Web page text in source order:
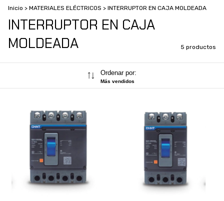
Inicio > MATERIALES ELÉCTRICOS > INTERRUPTOR EN CAJA MOLDEADA
INTERRUPTOR EN CAJA
MOLDEADA
5 productos
Ordenar por:
Más vendidos